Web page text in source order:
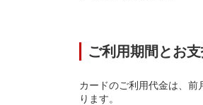
ご利用期間とお支
カードのご利用代金は、
ります。